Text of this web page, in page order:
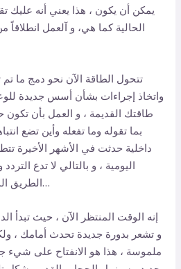
يمكن أن يكون ، هذا يعني أنه عليك
الحالية كما هي، و آلعمل
تتحول الطاقة الآن نحو دمج ما تم
واتخاذ إجراءات بشأن أسس جديدة
طاقتك القديمة ، و العمل بأن تكون
بما تقوله وما تفعله وأين تضع
داخلية حدثت في الأشهر الأخيرة
اليومية ، و بالتالي لا تدع
الطريق الذي كنت تعمل للوصول اليه…
إنه الوقت المنتظر الآن ، حيث تبدأ
و تشعر بدورة جديدة تحدث أمامك ،
ملموسة ، هذا هو الانفتاح على شيء